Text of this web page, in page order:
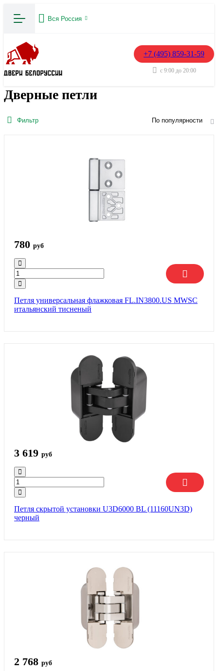
Вся Россия
+7 (495) 859-31-59
с 9:00 до 20:00
Дверные петли
Фильтр По популярности
780 руб
Петля универсальная флажковая FL.IN3800.US MWSC
итальянский тисненый
3 619 руб
Петля скрытой установки U3D6000 BL (11160UN3D)
черный
2 768 руб